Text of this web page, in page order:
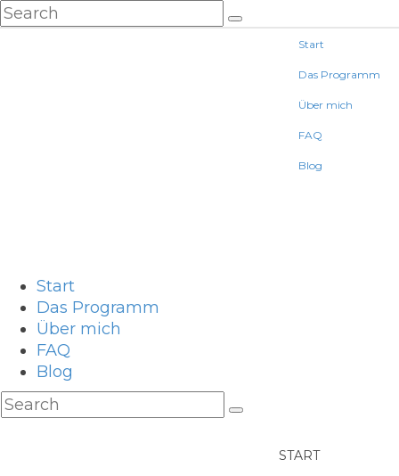
Start
Das Programm
Über mich
FAQ
Blog
Start
Das Programm
Über mich
FAQ
Blog
START